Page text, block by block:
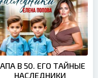
В 50. ЕГО ТАЙНЫЕ
НАСЛЕДНИКИ